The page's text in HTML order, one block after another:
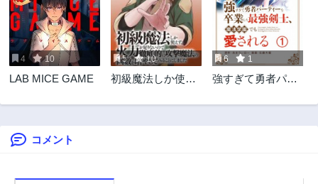
4ヶ月前 5ヶ月前
134話
5ヶ月前
133話
5ヶ月前
132話
5ヶ月前
131話
5ヶ月前
130話 129話
128話
126話
4 10
LAB MICE GAME
5 10
初級魔法しか使え
いので徹底的に攻
6 1
強すぎて勇者パー
最強剣士
コメント